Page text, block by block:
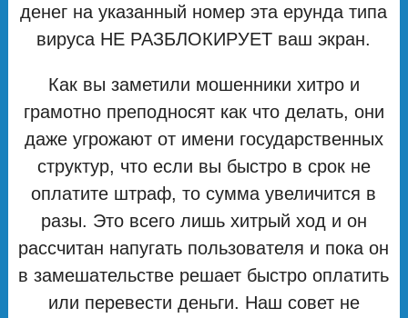
денег на указанный номер эта ерунда типа
вируса НЕ РАЗБЛОКИРУЕТ ваш экран.
Как вы заметили мошенники хитро и
грамотно преподносят как что делать, они
даже угрожают от имени государственных
структур, что если вы быстро в срок не
оплатите штраф, то сумма увеличится в
разы. Это всего лишь хитрый ход и он
рассчитан напугать пользователя и пока он
в замешательстве решает быстро оплатить
или перевести деньги. Наш совет не